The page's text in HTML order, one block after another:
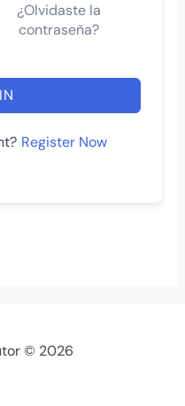
¿Olvidaste la
contraseña?
Register Now
© 2026